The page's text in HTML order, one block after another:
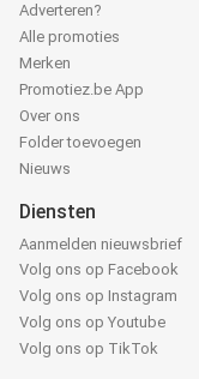
Adverteren?
Alle promoties
Merken
Promotiez.be App
Over ons
Folder toevoegen
Nieuws
Diensten
Aanmelden nieuwsbrief
Volg ons op Facebook
Volg ons op Instagram
Volg ons op Youtube
Volg ons op TikTok